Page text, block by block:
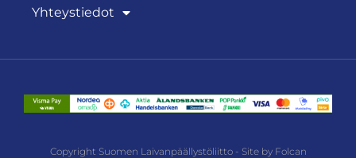
Yhteystiedot
Copyright Suomen Laivanpäällystöliitto - Site by Folcan